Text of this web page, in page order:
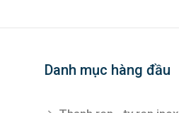
Danh mục hàng đầu